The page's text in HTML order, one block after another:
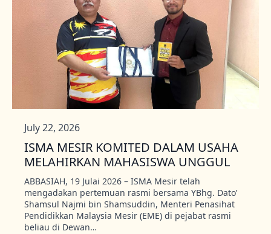
ISMA MESIR KOMITED DALAM USAHA
MELAHIRKAN MAHASISWA UNGGUL
July 22, 2026
ABBASIAH, 19 Julai 2026 – ISMA Mesir telah
mengadakan pertemuan rasmi bersama YBhg. Dato’
Shamsul Najmi bin Shamsuddin, Menteri Penasihat
Pendidikkan Malaysia Mesir (EME) di pejabat rasmi
beliau di Dewan…